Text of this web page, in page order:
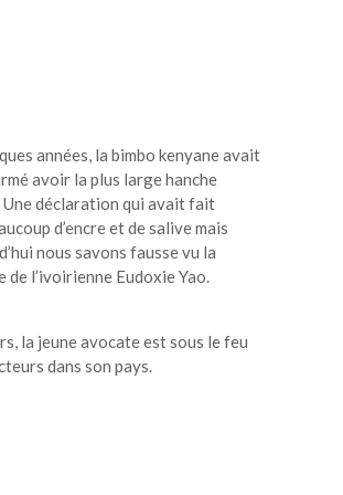
années, la bimbo kenyane avait
avoir la plus large hanche
Une déclaration qui avait fait
d’encre et de salive mais
nous savons fausse vu la
de l’ivoirienne Eudoxie Yao.
la jeune avocate est sous le feu
dans son pays.